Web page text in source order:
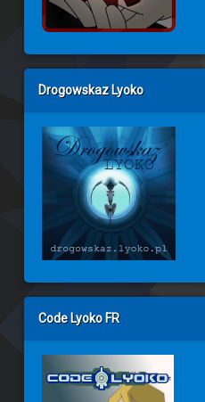
Drogowskaz Lyoko
Code Lyoko FR